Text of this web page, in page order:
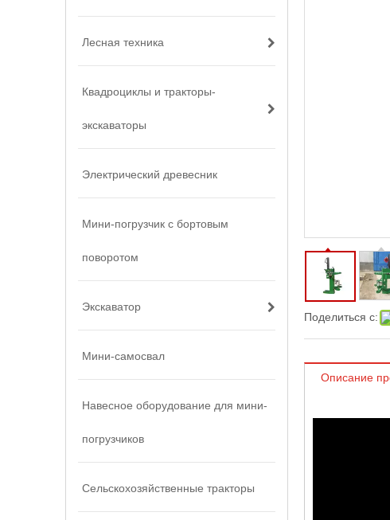
Лесная техника
Квадроциклы и тракторы-
экскаваторы
Электрический древесник
Мини-погрузчик с бортовым
поворотом
Экскаватор
Мини-самосвал
Навесное оборудование для мини-
погрузчиков
Сельскохозяйственные тракторы
Поделиться с:
Описание